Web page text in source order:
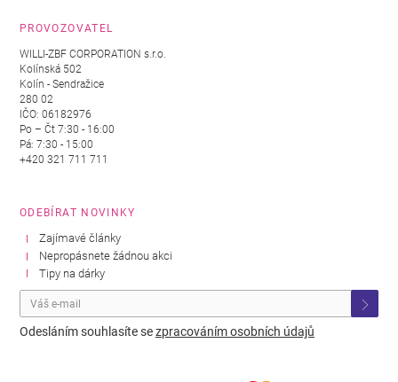
PROVOZOVATEL
WILLI-ZBF CORPORATION s.r.o.
Kolínská 502
Kolín - Sendražice
280 02
IČO: 06182976
Po – Čt 7:30 - 16:00
Pá: 7:30 - 15:00
+420 321 711 711
ODEBÍRAT NOVINKY
Zajímavé články
Nepropásnete žádnou akci
Tipy na dárky
Odesláním souhlasíte sezpracováním osobních údajů